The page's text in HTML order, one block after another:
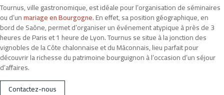
Tournus, ville gastronomique, est idéale pour l’organisation de séminaires
ou d’unmariage en Bourgogne. En effet, sa position géographique, en
bord de Saône, permet d’organiser un événement atypique à près de 3
heures de Paris et 1 heure de Lyon. Tournus se situe à la jonction des
vignobles de la Côte chalonnaise et du Mâconnais, lieu parfait pour
découvrir la richesse du patrimoine bourguignon à l’occasion d’un séjour
d’affaires.
Contactez-nous